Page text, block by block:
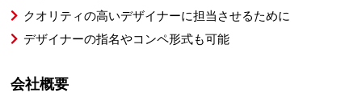
クオリティの高いデザイナーに担当させるために
デザイナーの指名やコンペ形式も可能
会社概要